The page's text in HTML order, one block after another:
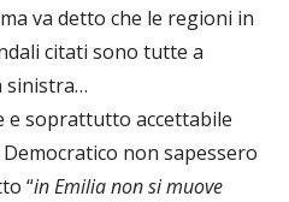
va detto che le regioni in
citati sono tutte a
sinistra…
e soprattutto accettabile
non sapessero
“in Emilia non si muove